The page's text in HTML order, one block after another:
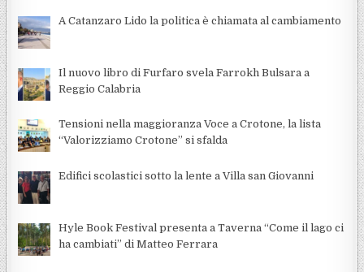
A Catanzaro Lido la politica è chiamata al cambiamento
Il nuovo libro di Furfaro svela Farrokh Bulsara a
Reggio Calabria
Tensioni nella maggioranza Voce a Crotone, la lista
“Valorizziamo Crotone” si sfalda
Edifici scolastici sotto la lente a Villa san Giovanni
Hyle Book Festival presenta a Taverna “Come il lago ci
ha cambiati” di Matteo Ferrara